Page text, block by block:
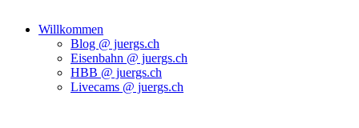
Willkommen
Blog @ juergs.ch
Eisenbahn @ juergs.ch
HBB @ juergs.ch
Livecams @ juergs.ch